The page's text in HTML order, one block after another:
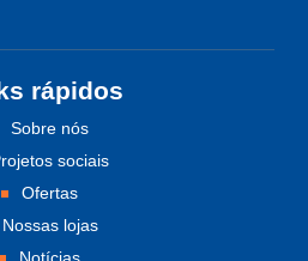
rápidos
Sobre nós
sociais
Ofertas
Nossas lojas